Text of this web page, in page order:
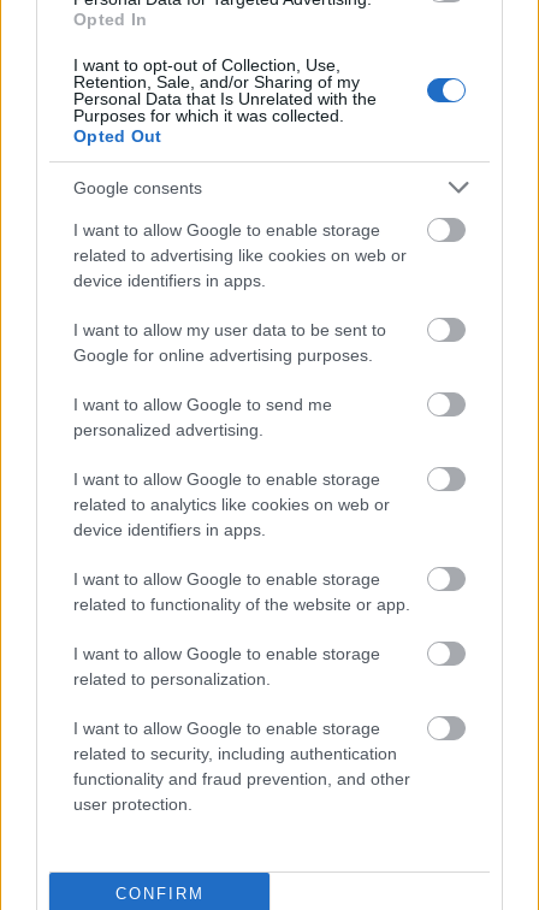
Opted In
I want to opt-out of Collection, Use,
Retention, Sale, and/or Sharing of my
Personal Data that Is Unrelated with the
Purposes for which it was collected.
Opted Out
Google consents
I want to allow Google to enable storage
related to advertising like cookies on web or
device identifiers in apps.
I want to allow my user data to be sent to
Google for online advertising purposes.
I want to allow Google to send me
personalized advertising.
I want to allow Google to enable storage
related to analytics like cookies on web or
device identifiers in apps.
I want to allow Google to enable storage
related to functionality of the website or app.
I want to allow Google to enable storage
related to personalization.
I want to allow Google to enable storage
related to security, including authentication
functionality and fraud prevention, and other
user protection.
CONFIRM
Η χαμηλή… απόδοση Μητσοτάκη στις
στοιχηματικές - Ποιος επισκέφθηκε τα
πυρόπληκτα ζωάκια - Το μισογεμάτο ποτήρι
του ΣΥΡΙΖΑ
Ποια είναι η (κυβερνητική) λίστα με τα μεγάλα
οδικά έργα και τα εκτιμώμενα
χρονοδιαγράμματα
Δυτ. Αττική: Το χρονοδιάγραμμα
έναρξη των έργων πριν τις 15/9
TAGS: Ευρώπη Ηλεκτροκίνηση
BEST OFINTERNET